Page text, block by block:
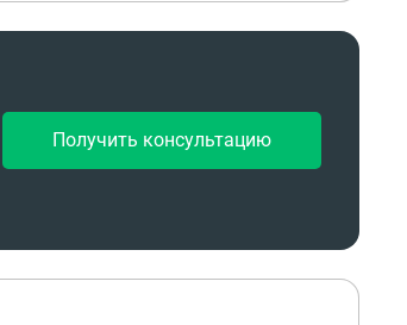
Получить консультацию